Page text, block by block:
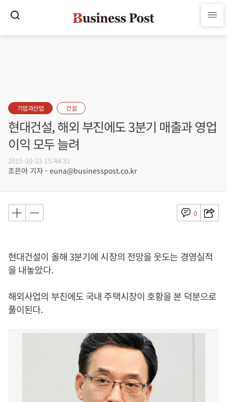
기업과산업 건설
현대건설, 해외 부진에도 3분기 매출과 영업
이익 모두 늘려
2015-10-23 15:44:31
조은아 기자 - euna@businesspost.co.kr
0
현대건설이 올해 3분기에 시장의 전망을 웃도는 경영실적
을 내놓았다.
해외사업의 부진에도 국내 주택시장이 호황을 본 덕분으로
풀이된다.